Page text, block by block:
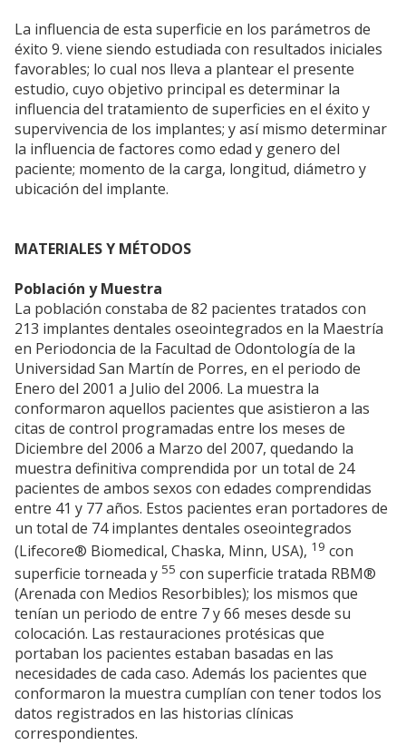
La influencia de esta superficie en los parámetros de
éxito 9. viene siendo estudiada con resultados iniciales
favorables; lo cual nos lleva a plantear el presente
estudio, cuyo objetivo principal es determinar la
influencia del tratamiento de superficies en el éxito y
supervivencia de los implantes; y así mismo determinar
la influencia de factores como edad y genero del
paciente; momento de la carga, longitud, diámetro y
ubicación del implante.
MATERIALES Y MÉTODOS
Población y Muestra
La población constaba de 82 pacientes tratados con
213 implantes dentales oseointegrados en la Maestría
en Periodoncia de la Facultad de Odontología de la
Universidad San Martín de Porres, en el periodo de
Enero del 2001 a Julio del 2006. La muestra la
conformaron aquellos pacientes que asistieron a las
citas de control programadas entre los meses de
Diciembre del 2006 a Marzo del 2007, quedando la
muestra definitiva comprendida por un total de 24
pacientes de ambos sexos con edades comprendidas
entre 41 y 77 años. Estos pacientes eran portadores de
un total de 74 implantes dentales oseointegrados
(Lifecore® Biomedical, Chaska, Minn, USA), 19 con
superficie torneada y 55 con superficie tratada RBM®
(Arenada con Medios Resorbibles); los mismos que
tenían un periodo de entre 7 y 66 meses desde su
colocación. Las restauraciones protésicas que
portaban los pacientes estaban basadas en las
necesidades de cada caso. Además los pacientes que
conformaron la muestra cumplían con tener todos los
datos registrados en las historias clínicas
correspondientes.